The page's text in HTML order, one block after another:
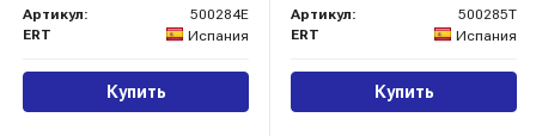
Артикул:
500284E
ERT
Испания
Купить
Артикул:
500285T
ERT
Испания
Купить